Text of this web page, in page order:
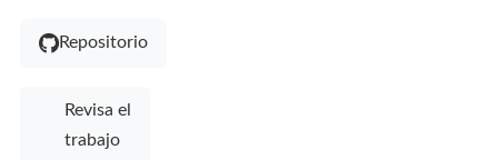
Repositorio
Revisa el
trabajo